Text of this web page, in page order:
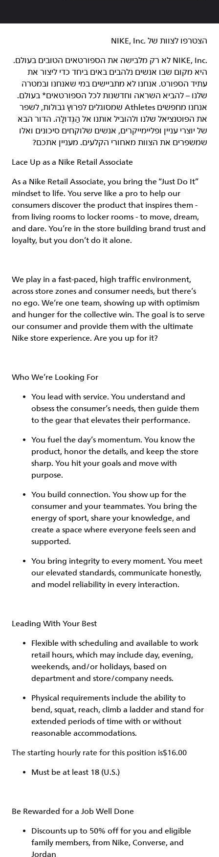
הצטרפו לצוות של NIKE, Inc.‎‏
NIKE, Inc.‎ לא רק מלבישה את הספורטאים הטובים בעולם.
היא מקום שבו אנשים נלהבים באים ביחד כדי ליצור את
עתיד הספורט. אנחנו לא מתביישים במי שאנחנו ובמטרה
שלנו – להביא השראה וחדשנות לכל הספורטאים* בעולם.
אנחנו מחפשים Athletes שמסוגלים לפרוץ גבולות, לשפר
את הפוטנציאל שלנו ולהוביל אותנו אל הַגְּדוּלָה. הדור הבא
של יוצרי עניין ופליימייקרים, אנשים שלוקחים סיכונים ואלו
שמשפרים את הצוות מאחורי הקלעים. מעניין אתכם?
Lace Up as a Nike Retail Associate
As a Nike Retail Associate, you bring the “Just Do It”
mindset to life. You serve like a pro to help our
consumers discover the product that inspires them -
from living rooms to locker rooms - to move, dream,
and dare. You’re in the store building brand trust and
loyalty, but you don’t do it alone.
We play in a fast-paced, high traffic environment,
across store zones and consumer needs, but there’s
no ego. We’re one team, showing up with optimism
and hunger for the collective win. The goal is to serve
our consumer and provide them with the ultimate
Nike store experience. Are you up for it?
Who We’re Looking For
You lead with service. You understand and
obsess the consumer’s needs, then guide them
to the gear that elevates their performance.
You fuel the day’s momentum. You know the
product, honor the details, and keep the store
sharp. You hit your goals and move with
purpose.
You build connection. You show up for the
consumer and your teammates. You bring the
energy of sport, share your knowledge, and
create a space where everyone feels seen and
supported.
You bring integrity to every moment. You meet
our elevated standards, communicate honestly,
and model reliability in every interaction.
Leading With Your Best
Flexible with scheduling and available to work
retail hours, which may include day, evening,
weekends, and/or holidays, based on
department and store/company needs.
Physical requirements include the ability to
bend, squat, reach, climb a ladder and stand for
extended periods of time with or without
reasonable accommodations.
The starting hourly rate for this position isㅤ$16.00
Must be at least 18 (U.S.)
Be Rewarded for a Job Well Done
Discounts up to 50% off for you and eligible
family members, from Nike, Converse, and
Jordan